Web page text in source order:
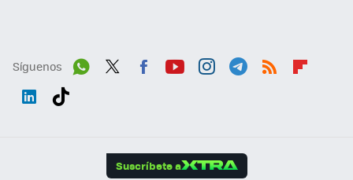
Síguenos
Suscríbete a